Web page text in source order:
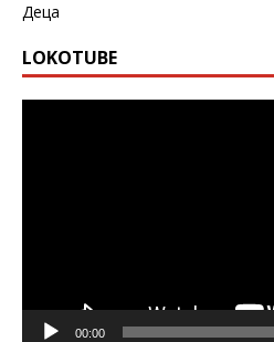
Деца
LOKOTUBE
00:00